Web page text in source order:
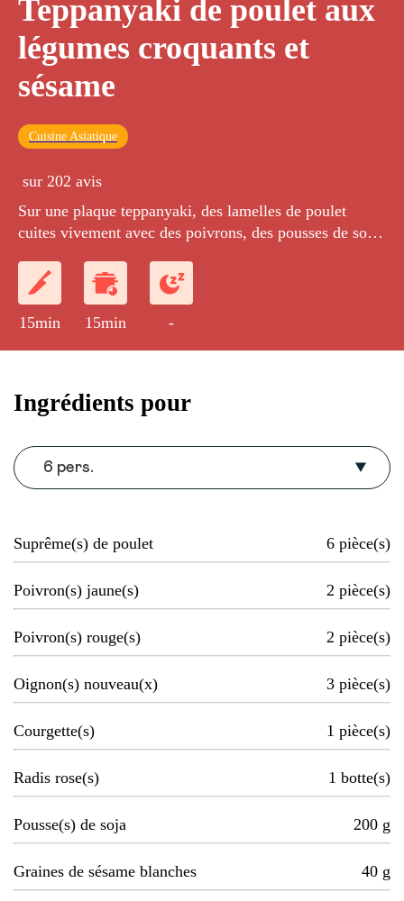
Teppanyaki de poulet aux
légumes croquants et
sésame
Cuisine Asiatique
sur 202 avis
Sur une plaque teppanyaki, des lamelles de poulet
cuites vivement avec des poivrons, des pousses de soja,
soja et au sésame.
15min 15min -
Ingrédients pour
6 pers.
Suprême(s) de poulet 6 pièce(s)
Poivron(s) jaune(s) 2 pièce(s)
Poivron(s) rouge(s) 2 pièce(s)
Oignon(s) nouveau(x) 3 pièce(s)
Courgette(s) 1 pièce(s)
Radis rose(s) 1 botte(s)
Pousse(s) de soja 200 g
Graines de sésame blanches 40 g